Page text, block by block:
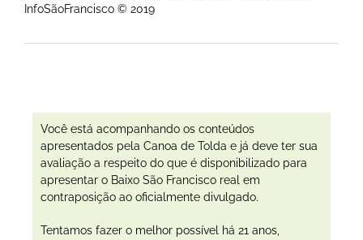
InfoSãoFrancisco © 2019
Você está acompanhando os conteúdos
apresentados pela Canoa de Tolda e já deve ter sua
avaliação a respeito do que é disponibilizado para
apresentar o Baixo São Francisco real em
contraposição ao oficialmente divulgado.
Tentamos fazer o melhor possível há 21 anos,